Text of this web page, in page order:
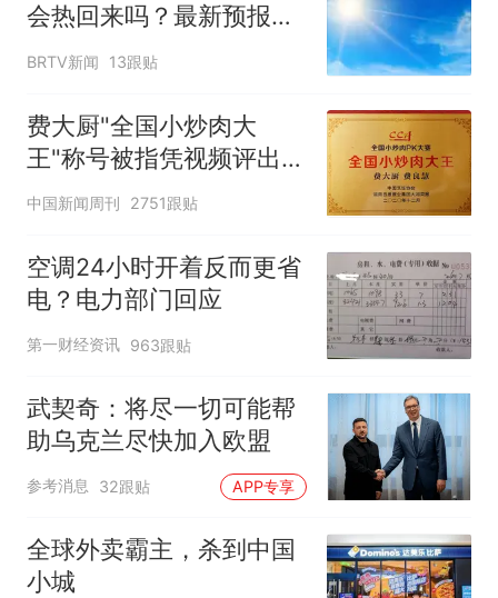
会热回来吗？最新预报
——
BRTV新闻 13跟贴
费大厨"全国小炒肉大
王"称号被指凭视频评出
官方回应
中国新闻周刊 2751跟贴
空调24小时开着反而更省
电？电力部门回应
第一财经资讯 963跟贴
武契奇：将尽一切可能帮
助乌克兰尽快加入欧盟
参考消息 32跟贴 APP专享
全球外卖霸主，杀到中国
小城